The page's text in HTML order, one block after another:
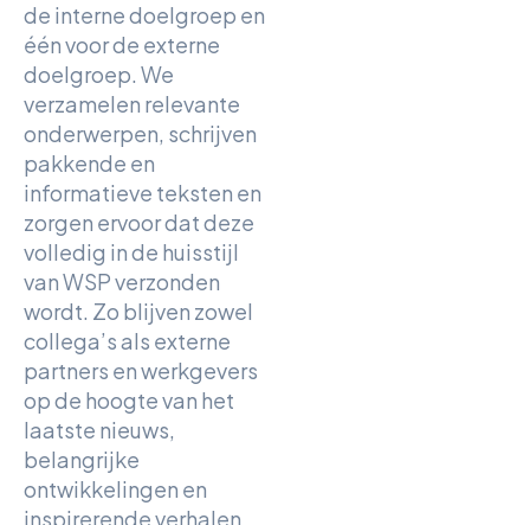
de interne doelgroep en
één voor de externe
doelgroep. We
verzamelen relevante
onderwerpen, schrijven
pakkende en
informatieve teksten en
zorgen ervoor dat deze
volledig in de huisstijl
van WSP verzonden
wordt. Zo blijven zowel
collega’s als externe
partners en werkgevers
op de hoogte van het
laatste nieuws,
belangrijke
ontwikkelingen en
inspirerende verhalen